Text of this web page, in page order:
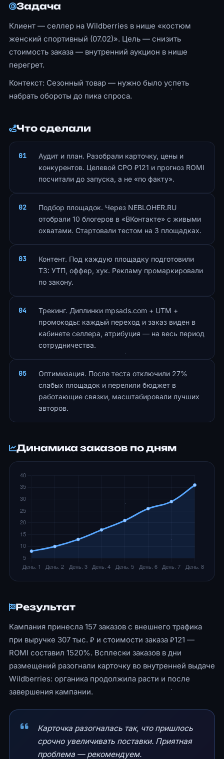
Задача
Клиент — селлер на Wildberries в нише «костюм
женский спортивный (07.02)». Цель — снизить
стоимость заказа — внутренний аукцион в нише
перегрет.
Контекст: Сезонный товар — нужно было успеть
набрать обороты до пика спроса.
Что сделали
Аудит и план. Разобрали карточку, цены и
конкурентов. Целевой CPO ₽121 и прогноз ROMI
посчитали до запуска, а не «по факту».
Подбор площадок. Через NEBLOHER.RU
отобрали 10 блогеров в «ВКонтакте» с живыми
охватами. Стартовали тестом на 3 площадках.
Контент. Под каждую площадку подготовили
ТЗ: УТП, оффер, хук. Рекламу промаркировали
по закону.
Трекинг. Диплинки mpsads.com + UTM +
промокоды: каждый переход и заказ виден в
кабинете селлера, атрибуция — на весь период
сотрудничества.
Оптимизация. После теста отключили 27%
слабых площадок и перелили бюджет в
работающие связки, масштабировали лучших
авторов.
Динамика заказов по дням
Результат
Кампания принесла 157 заказов с внешнего трафика
при выручке 307 тыс. ₽ и стоимости заказа ₽121 —
ROMI составил 1520%. Всплески заказов в дни
размещений разогнали карточку во внутренней выдаче
Wildberries: органика продолжила расти и после
завершения кампании.
Карточка разогналась так, что пришлось
срочно увеличивать поставки. Приятная
проблема — рекомендуем.